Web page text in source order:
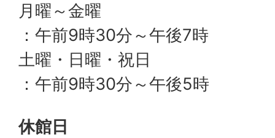
月曜～金曜
：午前9時30分～午後7時
土曜・日曜・祝日
：午前9時30分～午後5時
休館日